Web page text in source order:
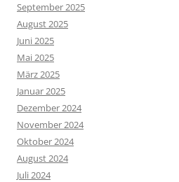
September 2025
August 2025
Juni 2025
Mai 2025
März 2025
Januar 2025
Dezember 2024
November 2024
Oktober 2024
August 2024
Juli 2024